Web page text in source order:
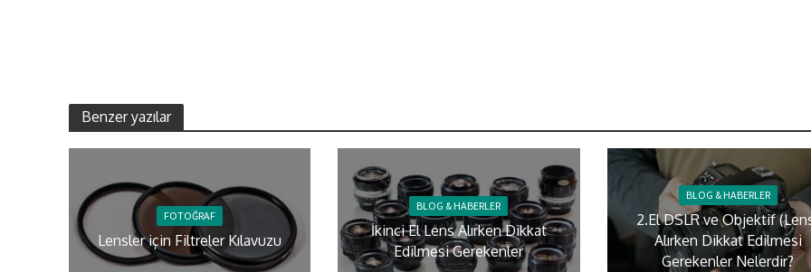
Benzer yazılar
FOTOĞRAF
Lensler için Filtreler Kılavuzu
BLOG & HABERLER
İkinci El Lens Alırken Dikkat
Edilmesi Gerekenler
BLOG & HABERLER
2.El DSLR ve Objektif
Alırken Dikkat Edilmesi
Gerekenler Nelerdir?